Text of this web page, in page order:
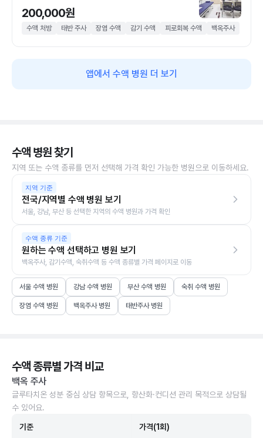
200,000원
수액 처방 태반 주사 장염 수액 감기 수액 피로회복 수액 백옥주사
앱에서 수액 병원 더 보기
수액 병원 찾기
지역 또는 수액 종류를 먼저 선택해 가격 확인 가능한 병원으로 이동하세요.
지역 기준
전국/지역별 수액 병원 보기
서울, 강남, 부산 등 선택한 지역의 수액 병원과 가격 확인
수액 종류 기준
원하는 수액 선택하고 병원 보기
백옥주사, 감기수액, 숙취수액 등 수액 종류별 가격 페이지로 이동
서울 수액 병원 강남 수액 병원 부산 수액 병원 숙취 수액 병원
장염 수액 병원 백옥주사 병원 태반주사 병원
수액 종류별 가격 비교
백옥 주사
글루타치온 성분 중심 상담 항목으로, 항산화·컨디션 관리 목적으로 상담될
수 있어요.
기준 가격(1회)